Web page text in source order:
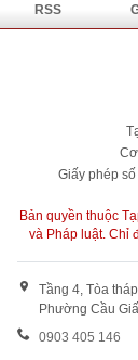
RSS
Giấy phép
Bản quyền thuộc
và Pháp luật. Chỉ
Tầng 4, Tòa
Phường Cầu
0903 405 146